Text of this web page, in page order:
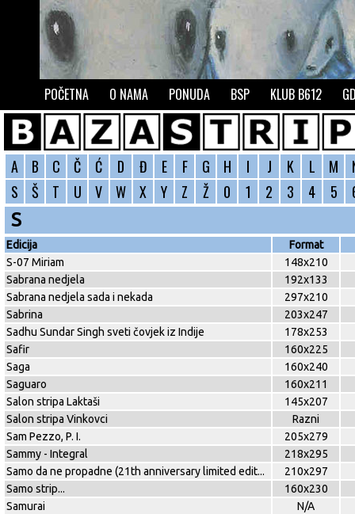
POČETNA O NAMA PONUDA BSP KLUB B612
A B C Č Ć D Đ E F G H I J K L M
S
Š T U V W X Y Z Ž 0 1 2 3 4 5
S
Edicija
Format
S-07 Miriam
148x210
Sabrana nedjela
192x133
Sabrana nedjela sada i nekada
297x210
Sabrina
203x247
Sadhu Sundar Singh sveti čovjek iz Indije
178x253
Safir
160x225
Saga
160x240
Saguaro
160x211
Salon stripa Laktaši
145x207
Salon stripa Vinkovci
Razni
Sam Pezzo, P. I.
205x279
Sammy - Integral
218x295
Samo da ne propadne (21th anniversary limited edit...
210x297
Samo strip...
160x230
Samurai
N/A